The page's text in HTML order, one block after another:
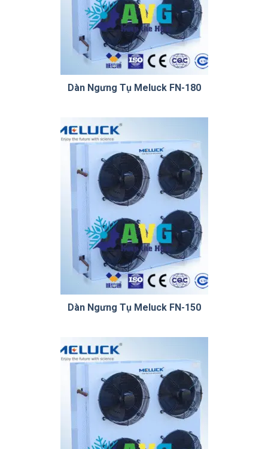
Dàn Ngưng Tụ Meluck FN-180
Dàn Ngưng Tụ Meluck FN-150